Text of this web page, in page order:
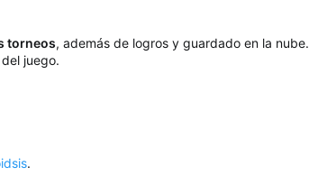
torneos, además de logros y guardado en la
juego.
.